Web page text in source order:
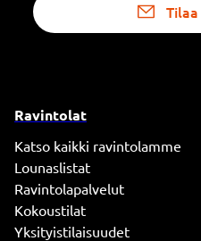
Ravintolat
Katso kaikki ravintolamme
Lounaslistat
Ravintolapalvelut
Kokoustilat
Yksityistilaisuudet